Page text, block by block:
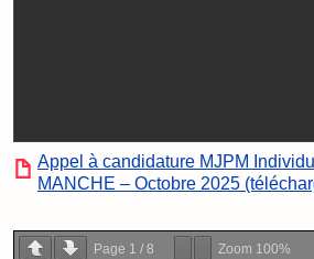
Appel à candidature MJPM
MANCHE – Octobre 2025
Page 1 / 8 Zoom 100%